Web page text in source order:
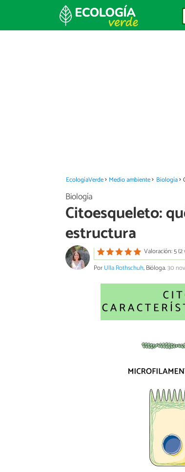
EcologíaVerde Medio ambiente Biología
Biología
Citoesqueleto:
estructura
Valoración: 5 (2
PorUlla Rothschuh, Bióloga.30